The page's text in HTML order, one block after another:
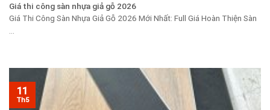
Giá thi công sàn nhựa giả gỗ 2026
Giá Thi Công Sàn Nhựa Giả Gỗ 2026 Mới Nhất: Full Giá Hoàn Thiện Sàn
11
Th5